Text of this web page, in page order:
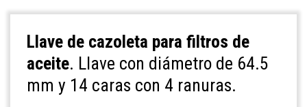
Llave de cazoleta para filtros de
aceite. Llave con diámetro de 64.5
mm y 14 caras con 4 ranuras.